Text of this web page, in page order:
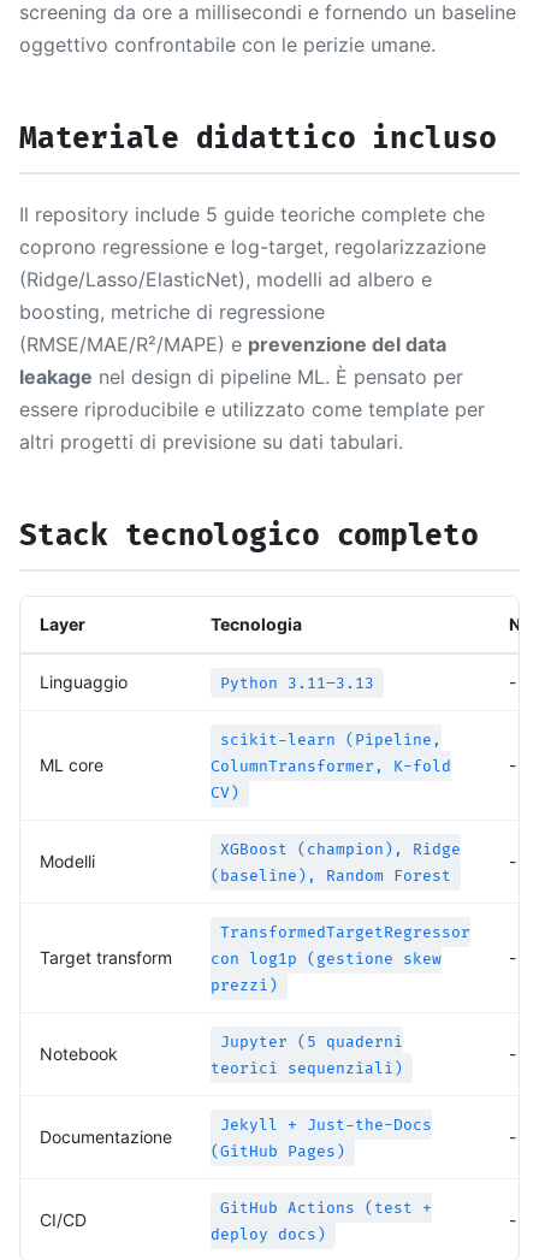
screening da ore a millisecondi e fornendo un baseline
oggettivo confrontabile con le perizie umane.
Materiale didattico incluso
Il repository include 5 guide teoriche complete che
coprono regressione e log-target, regolarizzazione
(Ridge/Lasso/ElasticNet), modelli ad albero e
boosting, metriche di regressione
(RMSE/MAE/R²/MAPE) e prevenzione del data
leakage nel design di pipeline ML. È pensato per
essere riproducibile e utilizzato come template per
altri progetti di previsione su dati tabulari.
Stack tecnologico completo
Layer Tecnologia
Linguaggio Python 3.11–3.13 -
ML core
scikit-learn (Pipeline,
ColumnTransformer, K-fold
CV)
-
Modelli
XGBoost (champion), Ridge
(baseline), Random Forest
-
Target transform
TransformedTargetRegressor
con log1p (gestione skew
prezzi)
-
Notebook
Jupyter (5 quaderni
teorici sequenziali)
-
Documentazione
Jekyll + Just-the-Docs
(GitHub Pages)
-
CI/CD
GitHub Actions (test +
deploy docs)
-